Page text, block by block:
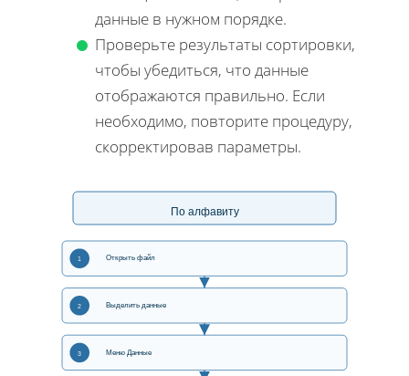
данные в нужном порядке.
Проверьте результаты сортировки,
чтобы убедиться, что данные
отображаются правильно. Если
необходимо, повторите процедуру,
скорректировав параметры.
По алфавиту
1 Открыть файл
2 Выделить данные
3 Меню Данные